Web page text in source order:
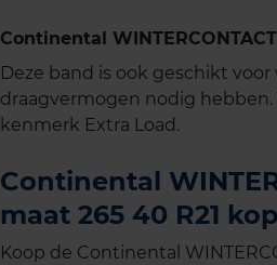
Continental
Deze band is ook geschikt
draagvermogen nodig
kenmerk Extra Load.
Continental
maat 265 40 R21
Koop de Continental